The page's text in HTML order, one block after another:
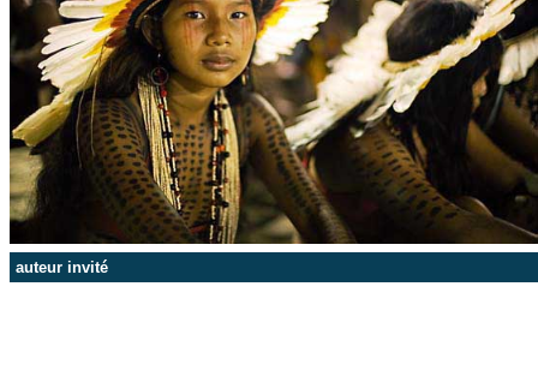
auteur invité